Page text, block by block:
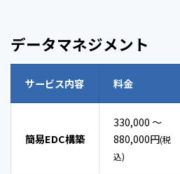
データマネジメント
サービス内容 料金
簡易EDC構築
330,000 〜
880,000円(税
込)